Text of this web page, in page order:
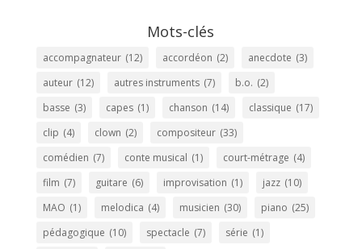
Mots-clés
accompagnateur (12) accordéon (2) anecdote (3)
auteur (12) autres instruments (7) b.o. (2)
basse (3) capes (1) chanson (14) classique (17)
clip (4) clown (2) compositeur (33)
comédien (7) conte musical (1) court-métrage (4)
film (7) guitare (6) improvisation (1) jazz (10)
MAO (1) melodica (4) musicien (30) piano (25)
pédagogique (10) spectacle (7) série (1)